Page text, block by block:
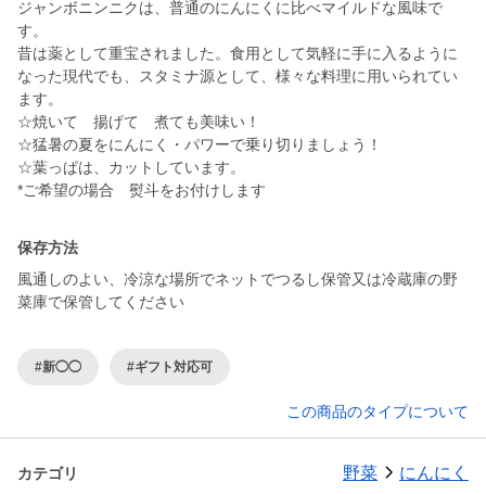
ジャンボニンニクは、普通のにんにくに比べマイルドな風味で
す。
昔は薬として重宝されました。食用として気軽に手に入るように
なった現代でも、スタミナ源として、様々な料理に用いられてい
ます。
☆焼いて 揚げて 煮ても美味い！
☆猛暑の夏をにんにく・パワーで乗り切りましょう！
☆葉っぱは、カットしています。
*ご希望の場合 熨斗をお付けします
保存方法
風通しのよい、冷涼な場所でネットでつるし保管又は冷蔵庫の野
菜庫で保管してください
#新◯◯ #ギフト対応可
この商品のタイプについて
カテゴリ 野菜 にんにく